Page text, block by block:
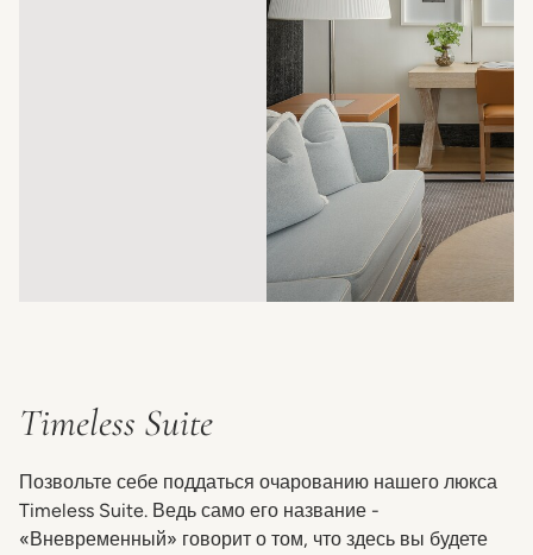
Timeless Suite
Позвольте себе поддаться очарованию нашего люкса
Timeless Suite. Ведь само его название -
«Вневременный» говорит о том, что здесь вы будете